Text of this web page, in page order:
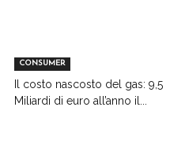
CONSUMER
Il costo nascosto del gas: 9,5
Miliardi di euro all’anno il...